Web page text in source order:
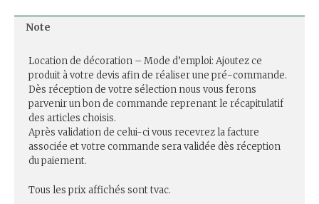
Note
Location de décoration – Mode d’emploi: Ajoutez ce
produit à votre devis afin de réaliser une pré-commande.
Dès réception de votre sélection nous vous ferons
parvenir un bon de commande reprenant le récapitulatif
des articles choisis.
Après validation de celui-ci vous recevrez la facture
associée et votre commande sera validée dès réception
du paiement.
Tous les prix affichés sont tvac.